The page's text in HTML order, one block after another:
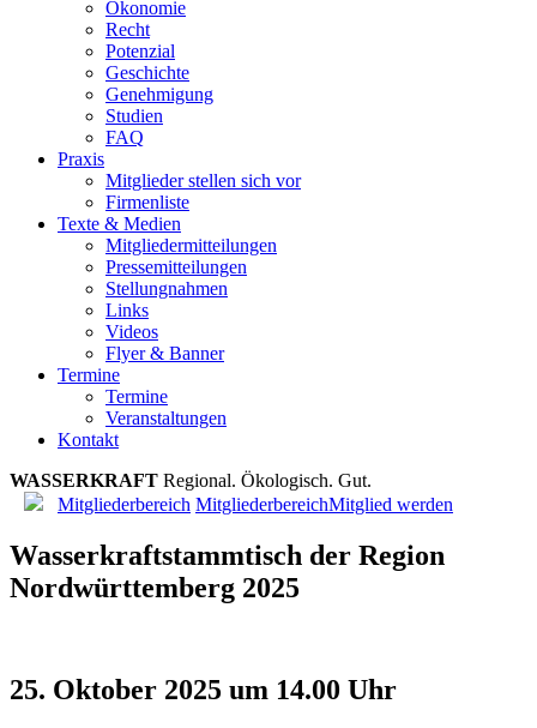
Ökonomie
Recht
Potenzial
Geschichte
Genehmigung
Studien
FAQ
Praxis
Mitglieder stellen sich vor
Firmenliste
Texte & Medien
Mitgliedermitteilungen
Pressemitteilungen
Stellungnahmen
Links
Videos
Flyer & Banner
Termine
Termine
Veranstaltungen
Kontakt
WASSERKRAFT Regional. Ökologisch. Gut.
Mitgliederbereich MitgliederbereichMitglied werden
Wasserkraftstammtisch der Region
Nordwürttemberg 2025
25. Oktober 2025 um 14.00 Uhr